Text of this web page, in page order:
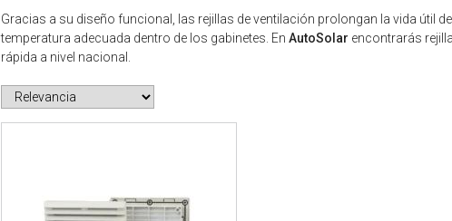
Gracias a su diseño funcional, las rejillas de ventilación prolongan la vida útil
temperatura adecuada dentro de los gabinetes. En AutoSolar encontrarás
rápida a nivel nacional.